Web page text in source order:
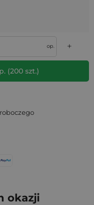
op. +
(200szt.)
okazji